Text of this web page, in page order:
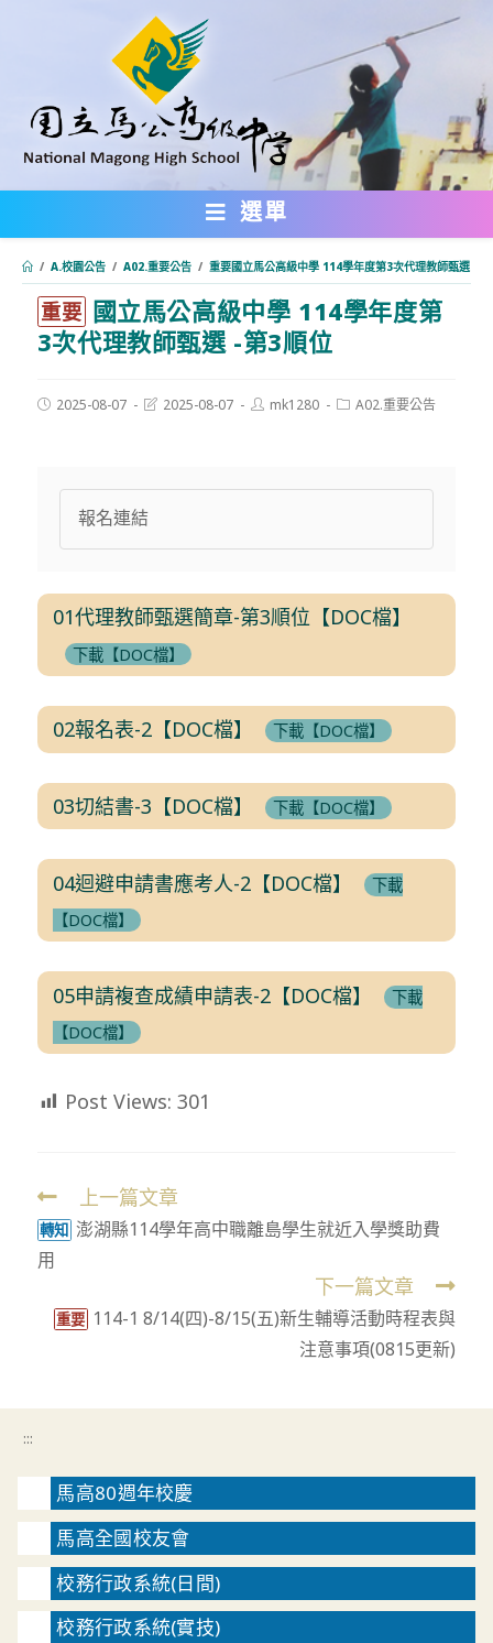
內
選單
/ A.校園公告 / A02.重要公告 / 重要國立馬公高級中學 114學年度第3次代理教師甄選 -第
重要 國立馬公高級中學 114學年度第
3次代理教師甄選 -第3順位
Post2025-08-07
Post2025-08-07
Postmk1280
PostA02.重要公告
報名連結
01代理教師甄選簡章-第3順位【DOC檔】
下載【DOC檔】
02報名表-2【DOC檔】 下載【DOC檔】
03切結書-3【DOC檔】 下載【DOC檔】
04迴避申請書應考人-2【DOC檔】
下載
【DOC檔】
05申請複查成績申請表-2【DOC檔】
下載
【DOC檔】
Post Views: 301
Read
more
articles
上一篇文章
轉知 澎湖縣114學年高中職離島學生就近入學獎助費
用
下一篇文章
重要 114-1 8/14(四)-8/15(五)新生輔導活動時程表與
注意事項(0815更新)
:::
馬高80週年校慶
馬高全國校友會
校務行政系統(日間)
校務行政系統(實技)